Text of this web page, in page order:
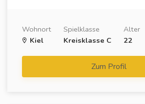
Wohnort
Kiel
Spielklasse
Kreisklasse C
Alter
22
Zum Profil